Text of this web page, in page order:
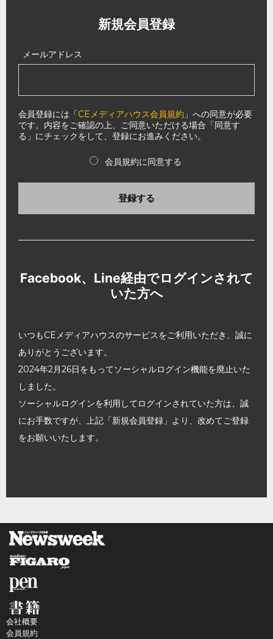
新規会員登録
メールアドレス
会員登録には「CEメディアハウス会員規約 」への同意が必要
です。内容をご確認の上、ご同意いただける場合「同意す
る」にチェックをして、登録にお進みください。
会員規約に同意する
登録する
Facebook、Line経由でログインされて
いた方へ
いつもCEメディアハウスのサービスをご利用いただき、誠に
ありがとうございます。
2024年2月26日をもってソーシャルログイン機能を廃止いた
しました。
ソーシャルログインを利用してログインされていた方は、誠
にお手数ですが、上記「新規会員登録」より、改めてご登録
をお願いいたします。
会社概要
会員規約